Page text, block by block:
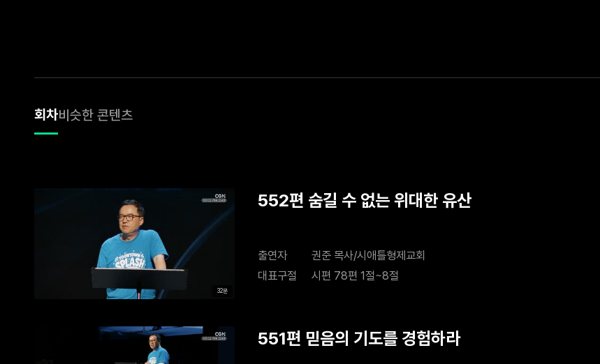
회차비슷한 콘텐츠
32분
552편 숨길 수 없는 위대한 유산
출연자
권준 목사/시애틀형제교회
대표구절
시편 78편 1절~8절
551편 믿음의 기도를 경험하라